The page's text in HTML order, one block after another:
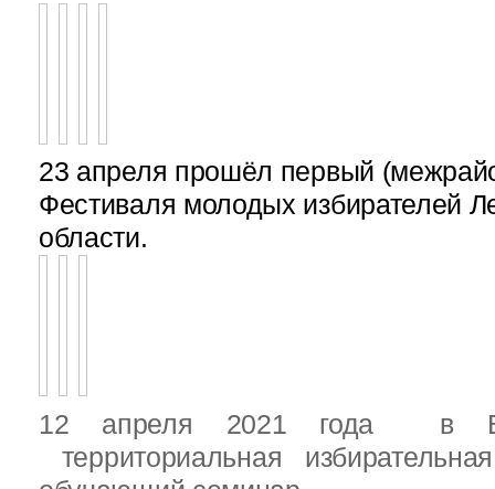
23 апреля прошёл первый
Фестиваля молодых избирателей
области.
12 апреля 2021 года в
территориальная